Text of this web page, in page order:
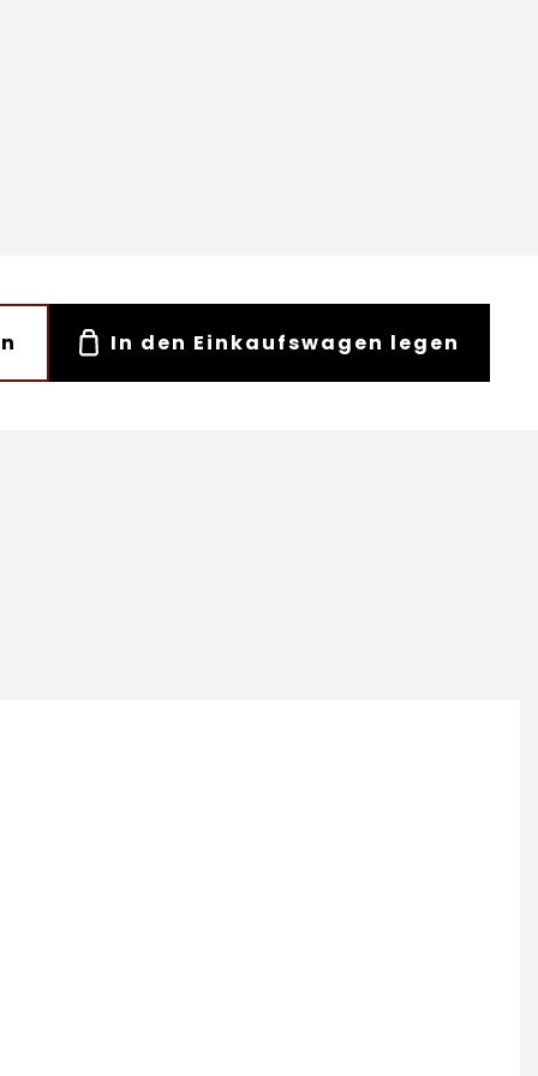
In den Einkaufswagen legen